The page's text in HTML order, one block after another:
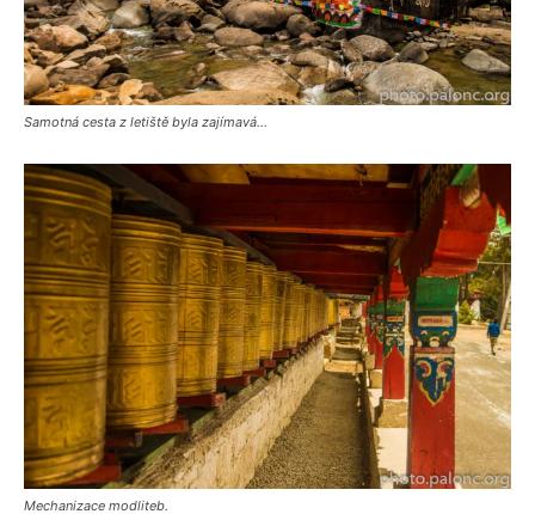
Samotná cesta z letiště byla zajímavá…
Mechanizace modliteb.